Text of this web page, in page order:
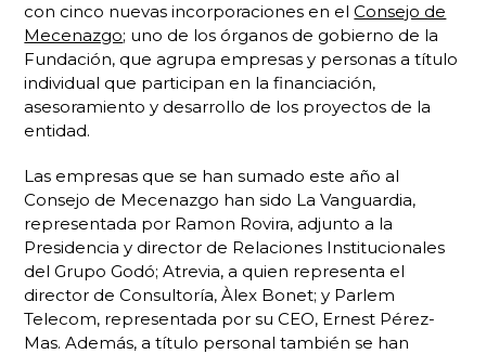
con cinco nuevas incorporaciones en elConsejo de
Mecenazgo; uno de los órganos de gobierno de la
Fundación, que agrupa empresas y personas a título
individual que participan en la financiación,
asesoramiento y desarrollo de los proyectos de la
entidad.
Las empresas que se han sumado este año al
Consejo de Mecenazgo han sido La Vanguardia,
representada por Ramon Rovira, adjunto a la
Presidencia y director de Relaciones Institucionales
del Grupo Godó; Atrevia, a quien representa el
director de Consultoría, Àlex Bonet; y Parlem
Telecom, representada por su CEO, Ernest Pérez-
Mas. Además, a título personal también se han